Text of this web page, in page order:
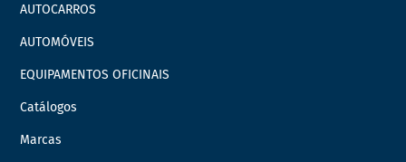
AUTOCARROS
AUTOMÓVEIS
EQUIPAMENTOS OFICINAIS
Catálogos
Marcas